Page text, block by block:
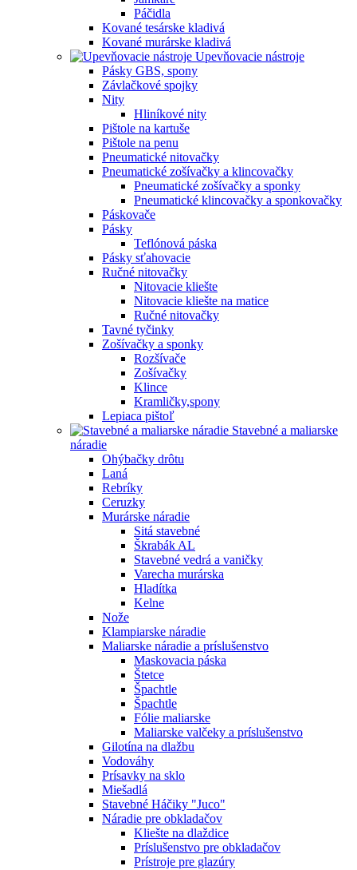
Páčidla
Kované tesárske kladivá
Kované murárske kladivá
Upevňovacie nástroje
Pásky GBS, spony
Závlačkové spojky
Nity
Hliníkové nity
Pištole na kartuše
Pištole na penu
Pneumatické nitovačky
Pneumatické zošívačky a klincovačky
Pneumatické zošívačky a sponky
Pneumatické klincovačky a sponkovačky
Páskovače
Pásky
Teflónová páska
Pásky sťahovacie
Ručné nitovačky
Nitovacie kliešte
Nitovacie kliešte na matice
Ručné nitovačky
Tavné tyčinky
Zošívačky a sponky
Rozšívače
Zošívačky
Klince
Kramličky,spony
Lepiaca pištoľ
Stavebné a maliarske
náradie
Ohýbačky drôtu
Laná
Rebríky
Ceruzky
Murárske náradie
Sitá stavebné
Škrabák AL
Stavebné vedrá a vaničky
Varecha murárska
Hladítka
Kelne
Nože
Klampiarske náradie
Maliarske náradie a príslušenstvo
Maskovacia páska
Štetce
Špachtle
Špachtle
Fólie maliarske
Maliarske valčeky a príslušenstvo
Gilotína na dlažbu
Vodováhy
Prísavky na sklo
Miešadlá
Stavebné Háčiky "Juco"
Náradie pre obkladačov
Kliešte na dlaždice
Príslušenstvo pre obkladačov
Prístroje pre glazúry